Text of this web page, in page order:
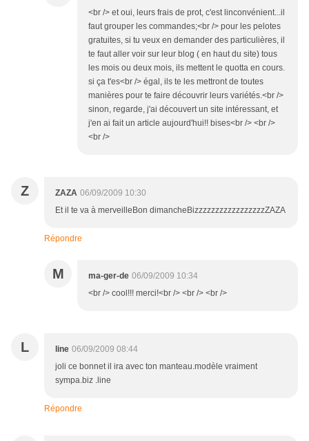
<br /> et oui, leurs frais de prot, c'est linconvénient...il
faut grouper les commandes;<br /> pour les pelotes
gratuites, si tu veux en demander des particulières, il
te faut aller voir sur leur blog ( en haut du site) tous
les mois ou deux mois, ils mettent le quotta en cours.
si ça t'es<br /> égal, ils te les mettront de toutes
manières pour te faire découvrir leurs variétés.<br />
sinon, regarde, j'ai découvert un site intéressant, et
j'en ai fait un article aujourd'hui!! bises<br /> <br />
<br />
Z ZAZA 06/09/2009 10:30
Et il te va à merveilleBon dimancheBizzzzzzzzzzzzzzzzzZAZA
Répondre
M ma-ger-de 06/09/2009 10:34
<br /> cool!!! merci!<br /> <br /> <br />
L line 06/09/2009 08:44
joli ce bonnet il ira avec ton manteau.modèle vraiment
sympa.biz .line
Répondre